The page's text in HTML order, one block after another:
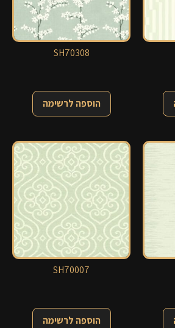
SH70308
הוספה לרשימה
SH70007
הוספה לרשימה